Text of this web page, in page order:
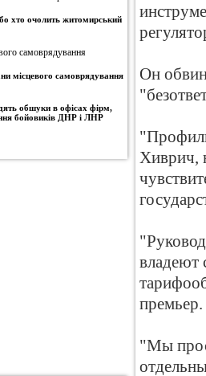
хто очолить житомирський
місцевого самоврядування
обшуки в офісах фірм,
бойовиків ДНР і ЛНР
Он
Хиврич,
владеют
премьер.
"Мы